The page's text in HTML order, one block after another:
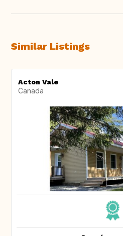
Similar Listings
Acton Vale
Canada